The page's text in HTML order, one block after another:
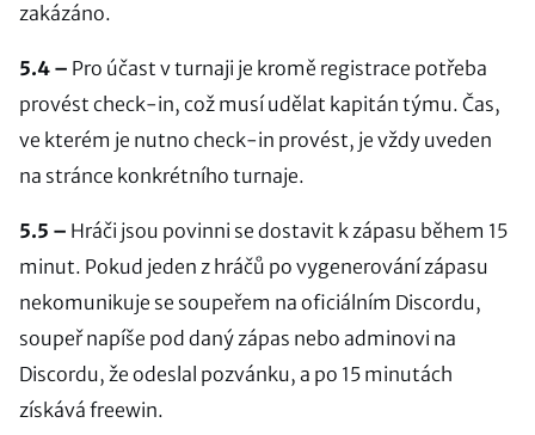
zakázáno.
5.4 – Pro účast v turnaji je kromě registrace potřeba
provést check-in, což musí udělat kapitán týmu. Čas,
ve kterém je nutno check-in provést, je vždy uveden
na stránce konkrétního turnaje.
5.5 – Hráči jsou povinni se dostavit k zápasu během 15
minut. Pokud jeden z hráčů po vygenerování zápasu
nekomunikuje se soupeřem na oficiálním Discordu,
soupeř napíše pod daný zápas nebo adminovi na
Discordu, že odeslal pozvánku, a po 15 minutách
získává freewin.